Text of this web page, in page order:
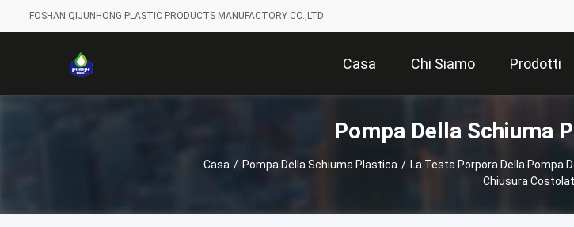
FOSHAN QIJUNHONG PLASTIC PRODUCTS MANUFACTORY CO.,LTD
Casa Chi Siamo Prodotti
Pompa Della Schiuma
Casa / Pompa Della Schiuma Plastica / La Testa Porpora Della Pompa
Chiusura